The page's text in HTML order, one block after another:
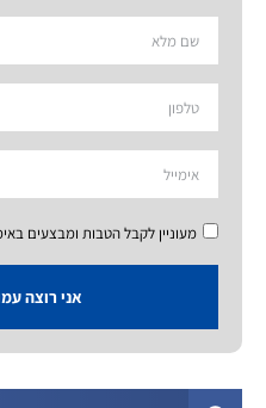
מעוניין לקבל הטבות ומבצעים
אני רוצה